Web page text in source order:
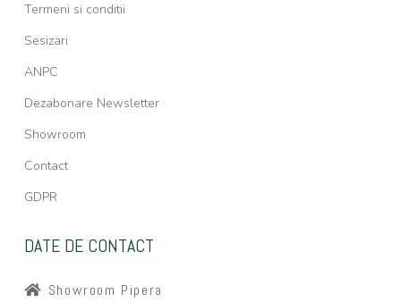
Termeni si conditii
Sesizari
ANPC
Dezabonare Newsletter
Showroom
Contact
GDPR
DATE DE CONTACT
Showroom Pipera